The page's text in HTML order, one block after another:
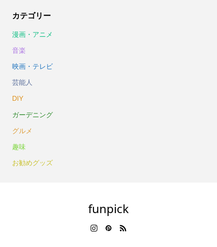
カテゴリー
漫画・アニメ
音楽
映画・テレビ
芸能人
DIY
ガーデニング
グルメ
趣味
お勧めグッズ
funpick